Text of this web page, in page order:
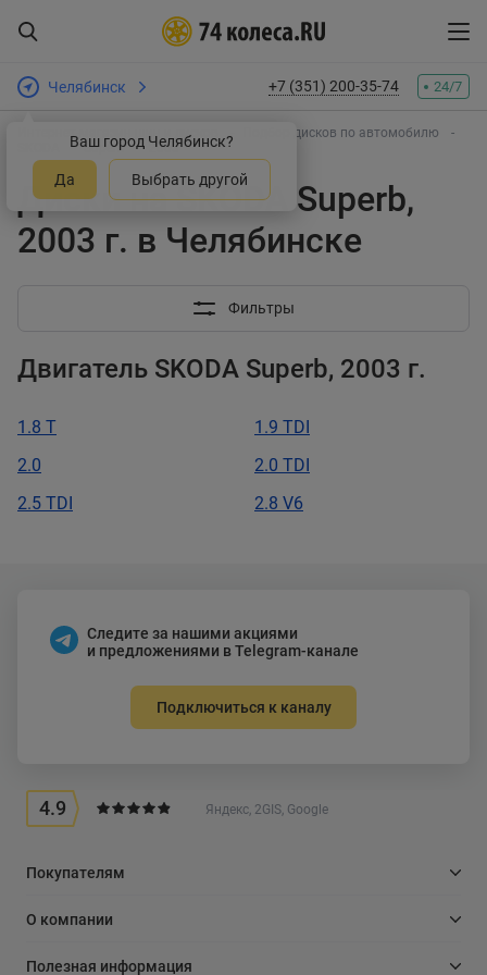
Челябинск
Ваш город Челябинск?
Да Выбрать другой
+7 (351) 200-35-74 24/7
Интернет-магазин шин и дисков
Подбор дисков по автомобилю
Superb 2003
Диски на SKODA Superb,
2003 г. в Челябинске
Фильтры
Двигатель SKODA Superb, 2003 г.
1.8 T
1.9 TDI
2.0
2.0 TDI
2.5 TDI
2.8 V6
Следите за нашими акциями
и предложениями в Telegram-канале
Подключиться к каналу
4.9 Яндекс, 2GIS, Google
Покупателям
О компании
Полезная информация